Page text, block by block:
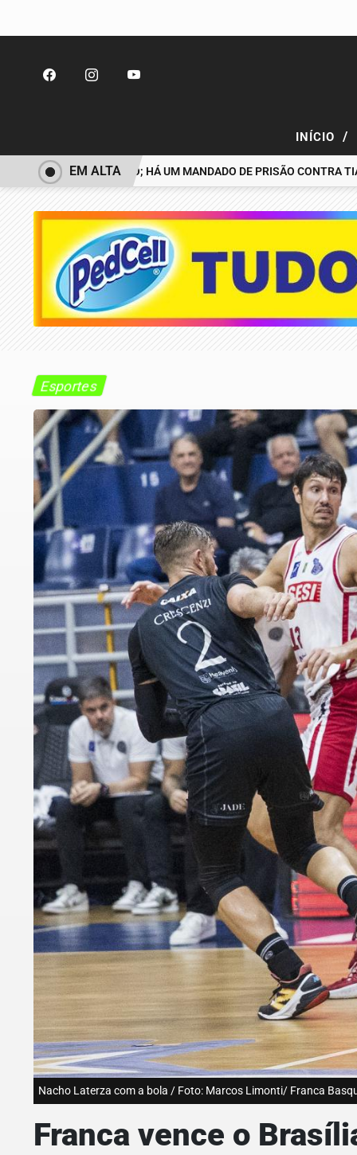
INÍCIO /
É PRESO; HÁ UM MANDADO DE PRISÃO CONTRA TIAGO
EM ALTA
Esportes
Nacho Laterza com a bola / Foto: Marcos Limonti/ Franca
Franca vence o